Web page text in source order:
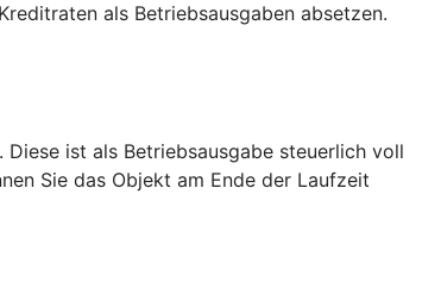
als Betriebsausgaben absetzen.
ist als Betriebsausgabe steuerlich voll
Sie das Objekt am Ende der Laufzeit